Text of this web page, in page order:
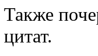
Также
цитат.